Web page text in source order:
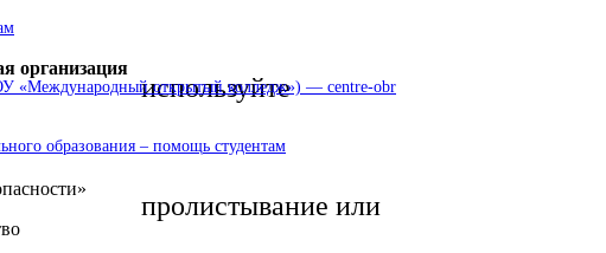
используйте
пролистывание или
«Международный открытый колледж») — centre-obr
образования – помощь студентам
организация